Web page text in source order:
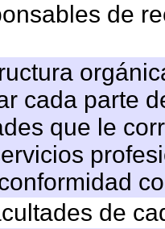
de
cada parte
que le
de